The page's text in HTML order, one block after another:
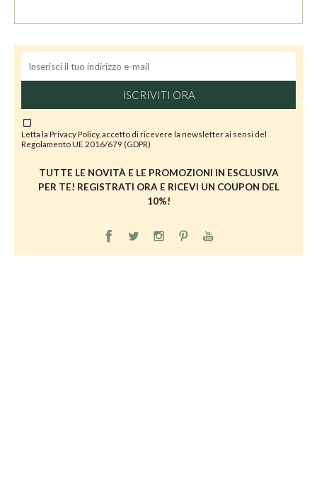
ISCRIVITI ORA
Letta la Privacy Policy, accetto di ricevere la newsletter ai sensi del
Regolamento UE 2016/679 (GDPR)
TUTTE LE NOVITÀ E LE PROMOZIONI IN ESCLUSIVA
PER TE! REGISTRATI ORA E RICEVI UN COUPON DEL
10%!